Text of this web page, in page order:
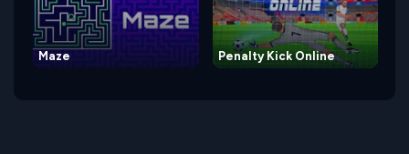
Maze Penalty Kick Online